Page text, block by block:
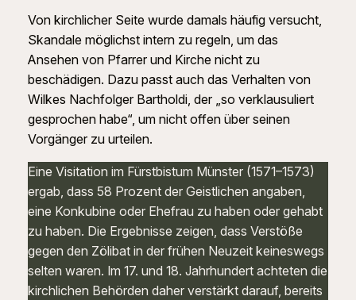
Von kirchlicher Seite wurde damals häufig versucht,
Skandale möglichst intern zu regeln, um das
Ansehen von Pfarrer und Kirche nicht zu
beschädigen. Dazu passt auch das Verhalten von
Wilkes Nachfolger Bartholdi, der „so verklausuliert
gesprochen habe“, um nicht offen über seinen
Vorgänger zu urteilen.
Eine Visitation im Fürstbistum Münster (1571–1573)
ergab, dass 58 Prozent der Geistlichen angaben,
eine Konkubine oder Ehefrau zu haben oder gehabt
zu haben. Die Ergebnisse zeigen, dass Verstöße
gegen den Zölibat in der frühen Neuzeit keineswegs
selten waren. Im 17. und 18. Jahrhundert achteten die
kirchlichen Behörden daher verstärkt darauf, bereits